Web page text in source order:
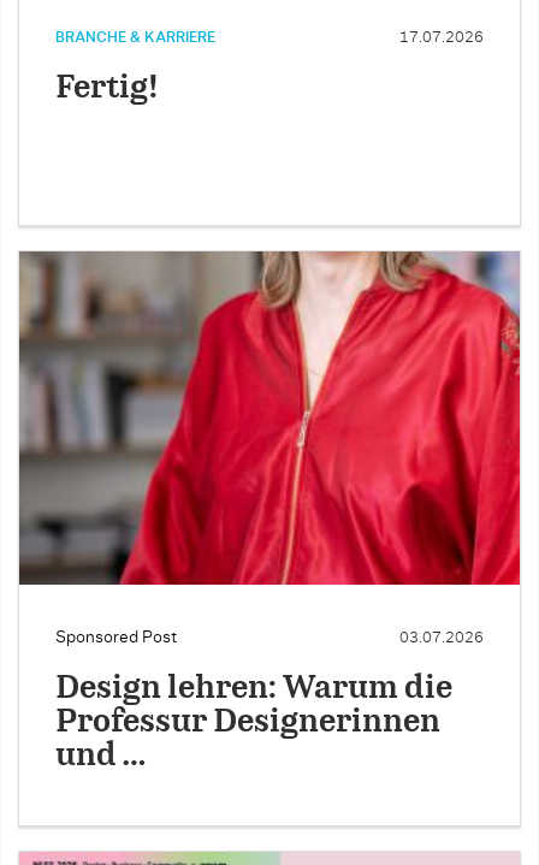
BRANCHE & KARRIERE 17.07.2026
Fertig!
Sponsored Post 03.07.2026
Design lehren: Warum die
Professur Designerinnen
und …